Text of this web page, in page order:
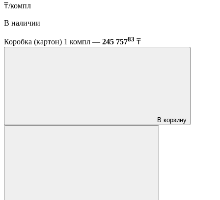
₸/компл
В наличии
Коробка (картон) 1 компл — 245 75783 ₸
В корзину